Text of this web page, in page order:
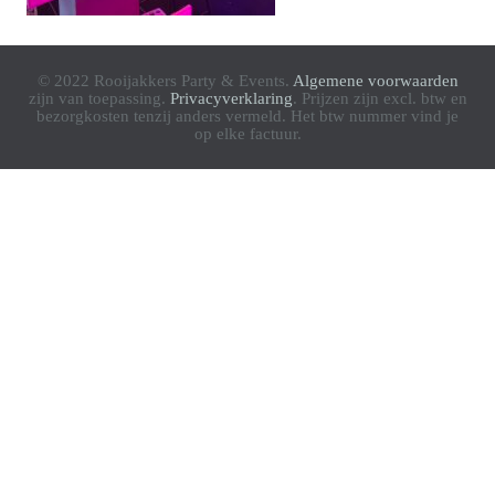
© 2022 Rooijakkers Party & Events. Algemene voorwaarden
zijn van toepassing. Privacyverklaring. Prijzen zijn excl. btw en
bezorgkosten tenzij anders vermeld. Het btw nummer vind je
op elke factuur.